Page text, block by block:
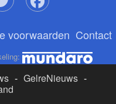
voorwaarden Contact
- GelreNieuws -